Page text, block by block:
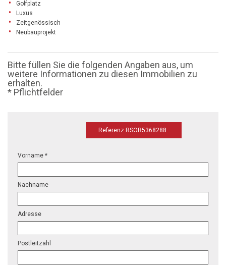
Golfplatz
Luxus
Zeitgenössisch
Neubauprojekt
Bitte füllen Sie die folgenden Angaben aus, um
weitere Informationen zu diesen Immobilien zu
erhalten.
* Pflichtfelder
Referenz RSOR5368288
Vorname *
Nachname
Adresse
Postleitzahl